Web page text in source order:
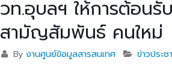
วท.อุบลฯ ให้การต้อน
สามัญสัมพันธ์ คนใหม่
Byงานศูนย์ข้อมูลสารสนเทศ ข่าวประ